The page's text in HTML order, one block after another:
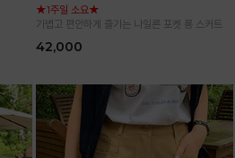
★1주일 소요★
가볍고 편안하게 즐기는 나일론 포켓 롱 스커트
42,000